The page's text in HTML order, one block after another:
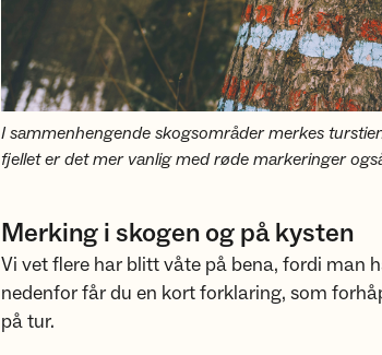
I sammenhengende skogsområder merkes
fjellet er det mer vanlig med røde markeringer
Merking i skogen og på kysten
Vi vet flere har blitt våte på bena, fordi man
nedenfor får du en kort forklaring, som
på tur.